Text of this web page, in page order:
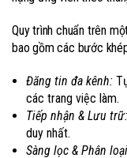
Quy trình chuẩn trên
bao gồm các bước
Đăng tin đa kênh:
các trang việc làm.
Tiếp nhận & Lưu trữ:
duy nhất.
Sàng lọc & Phân